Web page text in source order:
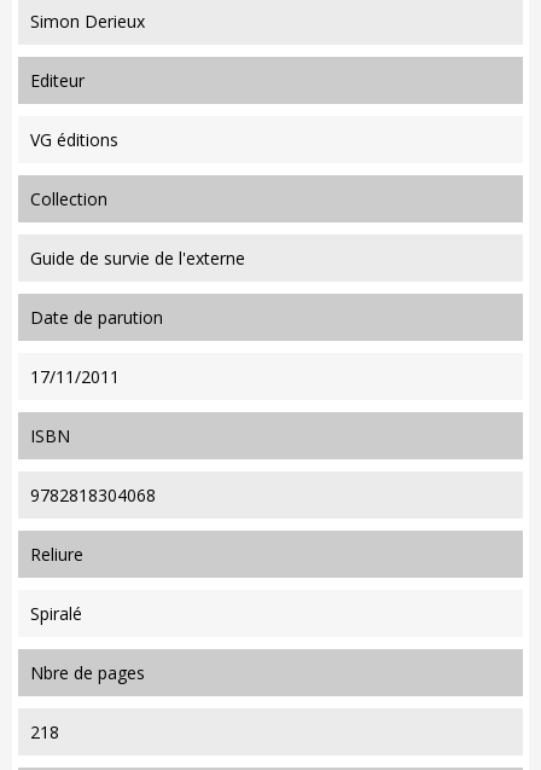
Simon Derieux
editeur
VG éditions
collection
Guide de survie de l'externe
date de parution
17/11/2011
ISBN
9782818304068
reliure
Spiralé
nbre de pages
218